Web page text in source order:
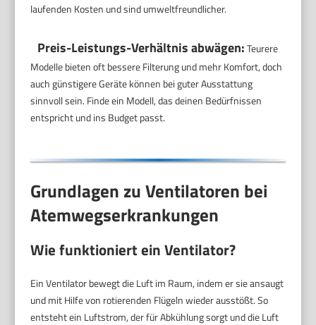
laufenden Kosten und sind umweltfreundlicher.
Preis-Leistungs-Verhältnis abwägen:Teurere
Modelle bieten oft bessere Filterung und mehr Komfort, doch
auch günstigere Geräte können bei guter Ausstattung
sinnvoll sein. Finde ein Modell, das deinen Bedürfnissen
entspricht und ins Budget passt.
Grundlagen zu Ventilatoren bei
Atemwegserkrankungen
Wie funktioniert ein Ventilator?
Ein Ventilator bewegt die Luft im Raum, indem er sie ansaugt
und mit Hilfe von rotierenden Flügeln wieder ausstößt. So
entsteht ein Luftstrom, der für Abkühlung sorgt und die Luft